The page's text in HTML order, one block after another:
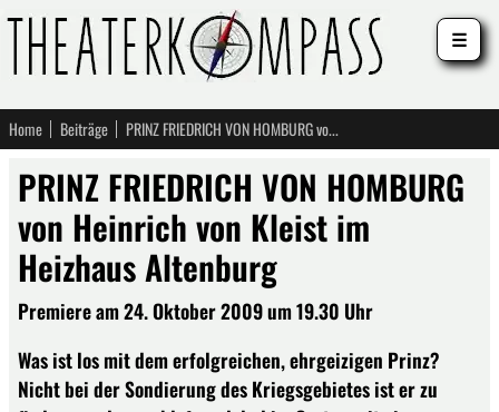
Home Beiträge PRINZ FRIEDRICH VON HOMBURG von Heinrich von Kleist im Heizhaus Altenburg
PRINZ FRIEDRICH VON HOMBURG
von Heinrich von Kleist im
Heizhaus Altenburg
Premiere am 24. Oktober 2009 um 19.30 Uhr
Was ist los mit dem erfolgreichen, ehrgeizigen Prinz?
Nicht bei der Sondierung des Kriegsgebietes ist er zu
☰